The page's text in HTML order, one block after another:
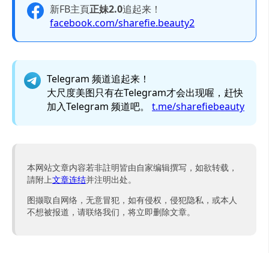
新FB主頁正妹2.0追起来！
facebook.com/sharefie.beauty2
Telegram 频道追起来！
大尺度美图只有在Telegram才会出现喔，赶快
加入Telegram 频道吧。 t.me/sharefiebeauty
本网站文章内容若非註明皆由自家编辑撰写，如欲转载，
請附上文章连结并注明出处。
图撷取自网络，无意冒犯，如有侵权，侵犯隐私，或本人
不想被报道，请联络我们，将立即删除文章。